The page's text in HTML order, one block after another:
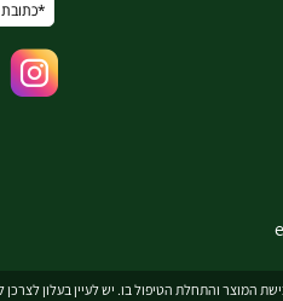
המוצר והתחלת הטיפול בו. יש לעיין בעלון